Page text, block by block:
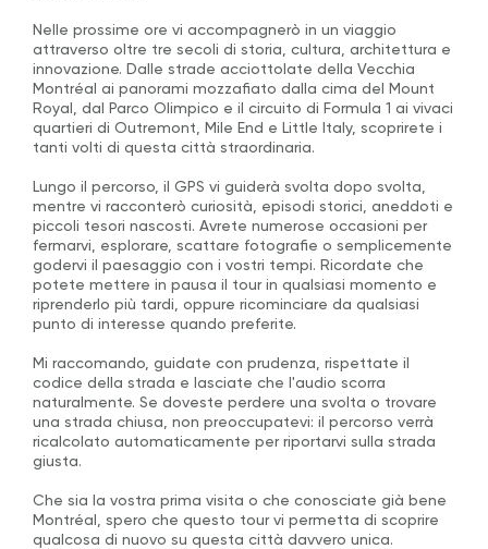
Nelle prossime ore vi accompagnerò in un viaggio
attraverso oltre tre secoli di storia, cultura, architettura e
innovazione. Dalle strade acciottolate della Vecchia
Montréal ai panorami mozzafiato dalla cima del Mount
Royal, dal Parco Olimpico e il circuito di Formula 1 ai vivaci
quartieri di Outremont, Mile End e Little Italy, scoprirete i
tanti volti di questa città straordinaria.
Lungo il percorso, il GPS vi guiderà svolta dopo svolta,
mentre vi racconterò curiosità, episodi storici, aneddoti e
piccoli tesori nascosti. Avrete numerose occasioni per
fermarvi, esplorare, scattare fotografie o semplicemente
godervi il paesaggio con i vostri tempi. Ricordate che
potete mettere in pausa il tour in qualsiasi momento e
riprenderlo più tardi, oppure ricominciare da qualsiasi
punto di interesse quando preferite.
Mi raccomando, guidate con prudenza, rispettate il
codice della strada e lasciate che l'audio scorra
naturalmente. Se doveste perdere una svolta o trovare
una strada chiusa, non preoccupatevi: il percorso verrà
ricalcolato automaticamente per riportarvi sulla strada
giusta.
Che sia la vostra prima visita o che conosciate già bene
Montréal, spero che questo tour vi permetta di scoprire
qualcosa di nuovo su questa città davvero unica.